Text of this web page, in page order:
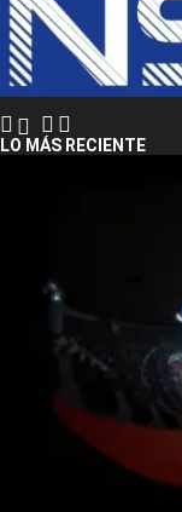
LO MÁS RECIENTE